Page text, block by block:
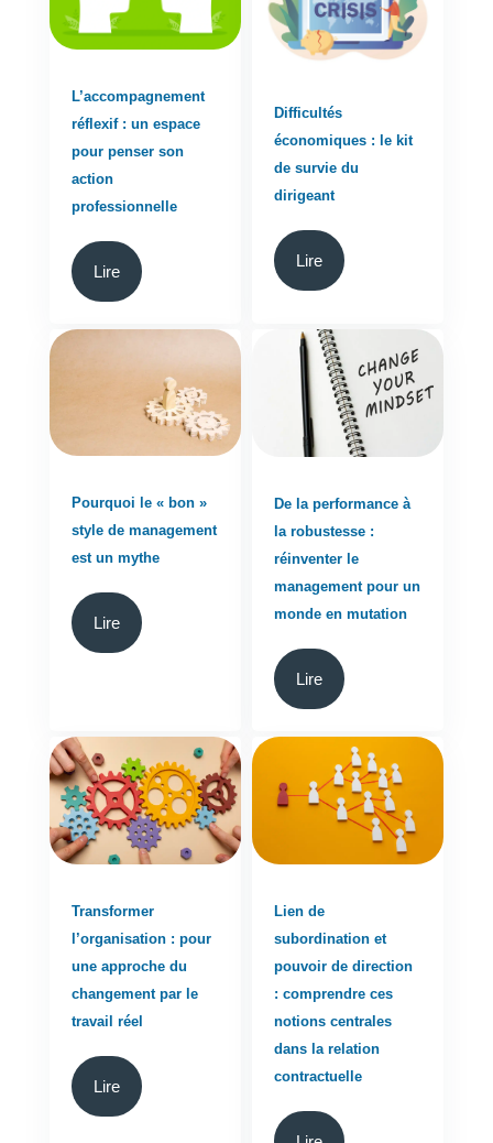
L’accompagnement
réflexif : un espace
pour penser son
action
professionnelle
Lire
Difficultés
économiques : le kit
de survie du
dirigeant
Lire
Pourquoi le « bon »
style de management
est un mythe
Lire
De la performance à
la robustesse :
réinventer le
management pour un
monde en mutation
Lire
Transformer
l’organisation : pour
une approche du
changement par le
travail réel
Lire
Lien de
subordination et
pouvoir de direction
: comprendre ces
notions centrales
dans la relation
contractuelle